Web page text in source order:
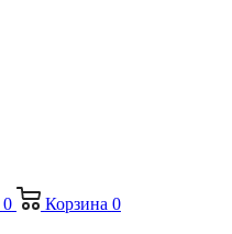
0 Корзина 0